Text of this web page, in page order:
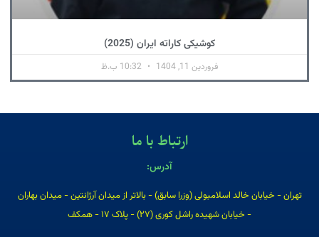
کوشیکی کاراته ایران (2025)
فروردین 11, 1404
ارتباط با ما
آدرس:
تهران - خیابان خالد اسلامبولی (وزرا سابق) - بالاتر از میدان آرژانتین - میدان بهاران
- خیابان شهیده راشل کوری (۲۷) - پلاک ۱۷ - همکف